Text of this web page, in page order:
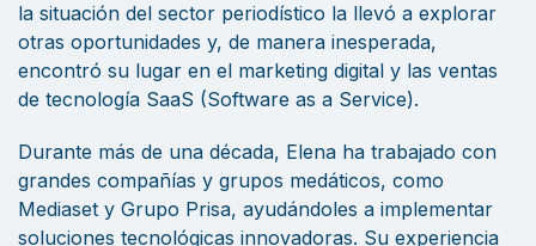
la situación del sector periodístico la llevó a explorar
otras oportunidades y, de manera inesperada,
encontró su lugar en el marketing digital y las ventas
de tecnología SaaS (Software as a Service).
Durante más de una década, Elena ha trabajado con
grandes compañías y grupos medáticos, como
Mediaset y Grupo Prisa, ayudándoles a implementar
soluciones tecnológicas innovadoras. Su experiencia